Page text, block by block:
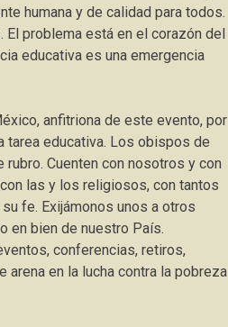
humana y de calidad para todos.
problema está en el corazón del
educativa es una emergencia
anfitriona de este evento, por
tarea educativa. Los obispos de
Cuenten con nosotros y con
las y los religiosos, con tantos
fe. Exijámonos unos a otros
en bien de nuestro País.
conferencias, retiros,
en la lucha contra la pobreza